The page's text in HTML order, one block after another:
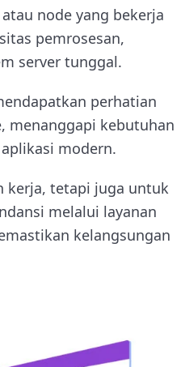
node yang bekerja
pemrosesan,
server tunggal.
perhatian
menanggapi kebutuhan
modern.
kerja, tetapi juga untuk
melalui layanan
kelangsungan